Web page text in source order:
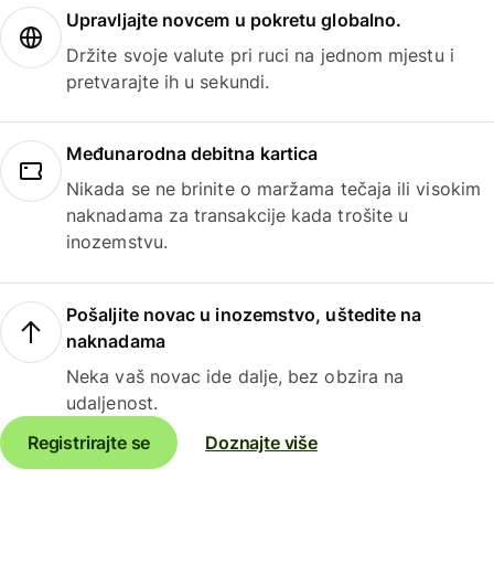
Upravljajte novcem u pokretu globalno.
Držite svoje valute pri ruci na jednom mjestu i
pretvarajte ih u sekundi.
Međunarodna debitna kartica
Nikada se ne brinite o maržama tečaja ili visokim
naknadama za transakcije kada trošite u
inozemstvu.
Pošaljite novac u inozemstvo, uštedite na
naknadama
Neka vaš novac ide dalje, bez obzira na
udaljenost.
Registrirajte se
Doznajte više